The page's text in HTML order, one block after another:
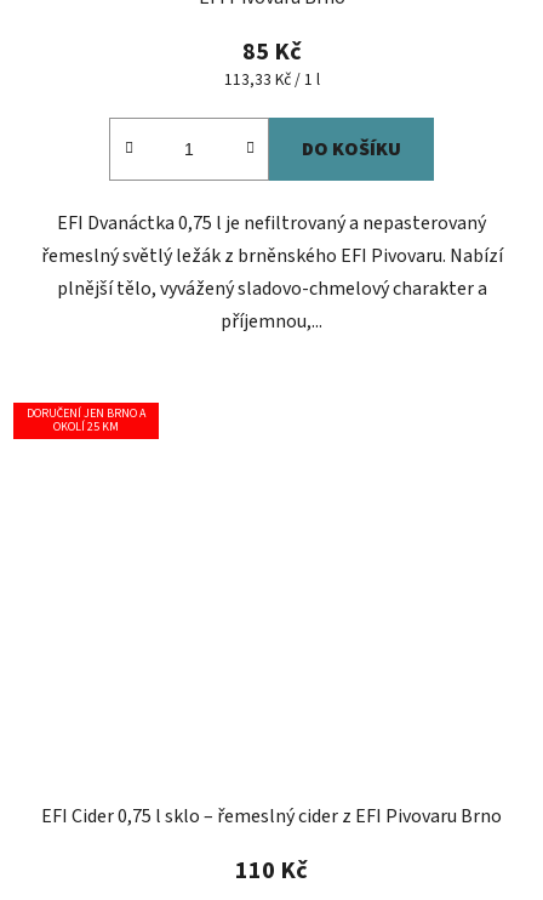
85 Kč
Měrná
113,33 Kč / 1 l
DO KOŠÍKU
EFI Dvanáctka 0,75 l je nefiltrovaný a nepasterovaný
řemeslný světlý ležák z brněnského EFI Pivovaru. Nabízí
plnější tělo, vyvážený sladovo-chmelový charakter a
příjemnou,...
DORUČENÍ JEN BRNO A
OKOLÍ 25 KM
EFI Cider 0,75 l sklo – řemeslný cider z EFI Pivovaru Brno
110 Kč